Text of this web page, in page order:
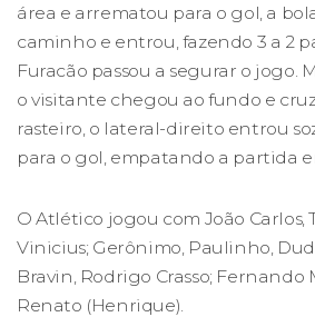
área e arrematou para o gol, a
caminho e entrou, fazendo 3 a 2
Furacão passou a segurar o jogo.
o visitante chegou ao fundo e
rasteiro, o lateral-direito entrou
para o gol, empatando a partida
O Atlético jogou com João Carlos,
Vinicius; Gerônimo, Paulinho,
Bravin, Rodrigo Crasso; Fernando
Renato (Henrique).